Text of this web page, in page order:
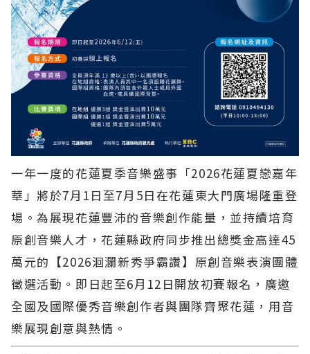
一年一度的花蓮夏季音樂盛事「2026花蓮夏戀嘉年
華」將於7月1日至7月5日在花蓮東大門廣場隆重登
場。為展現花蓮豐沛的音樂創作能量，並持續培育
原創音樂人才，花蓮縣政府同步推出總獎金高達45
萬元的【2026洄瀾新秀爭霸讚】原創音樂表演團體
徵選活動。即日起至6月12日開放初賽報名，廣邀
全國及國際優秀音樂創作者與團隊齊聚花蓮，用音
樂展現創意與熱情。